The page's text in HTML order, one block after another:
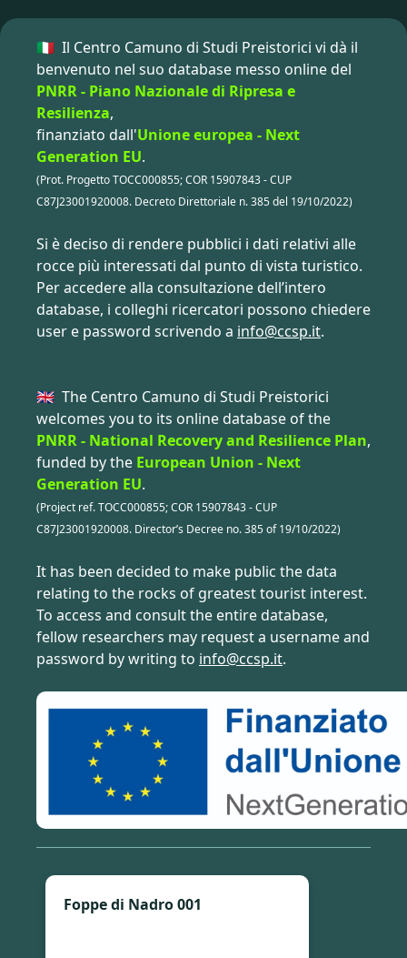
🇮🇹 Il Centro Camuno di Studi Preistorici vi dà il
benvenuto nel suo database messo online del
PNRR - Piano Nazionale di Ripresa e
Resilienza,
finanziato dall'Unione europea - Next
Generation EU.
(Prot. Progetto TOCC000855; COR 15907843 - CUP
C87J23001920008. Decreto Direttoriale n. 385 del 19/10/2022)
Si è deciso di rendere pubblici i dati relativi alle
rocce più interessati dal punto di vista turistico.
Per accedere alla consultazione dell’intero
database, i colleghi ricercatori possono chiedere
user e password scrivendo a info@ccsp.it.
🇬🇧 The Centro Camuno di Studi Preistorici
welcomes you to its online database of the
PNRR - National Recovery and Resilience Plan,
funded by the European Union - Next
Generation EU.
(Project ref. TOCC000855; COR 15907843 - CUP
C87J23001920008. Director’s Decree no. 385 of 19/10/2022)
It has been decided to make public the data
relating to the rocks of greatest tourist interest.
To access and consult the entire database,
fellow researchers may request a username and
password by writing to info@ccsp.it.
Foppe di Nadro 001